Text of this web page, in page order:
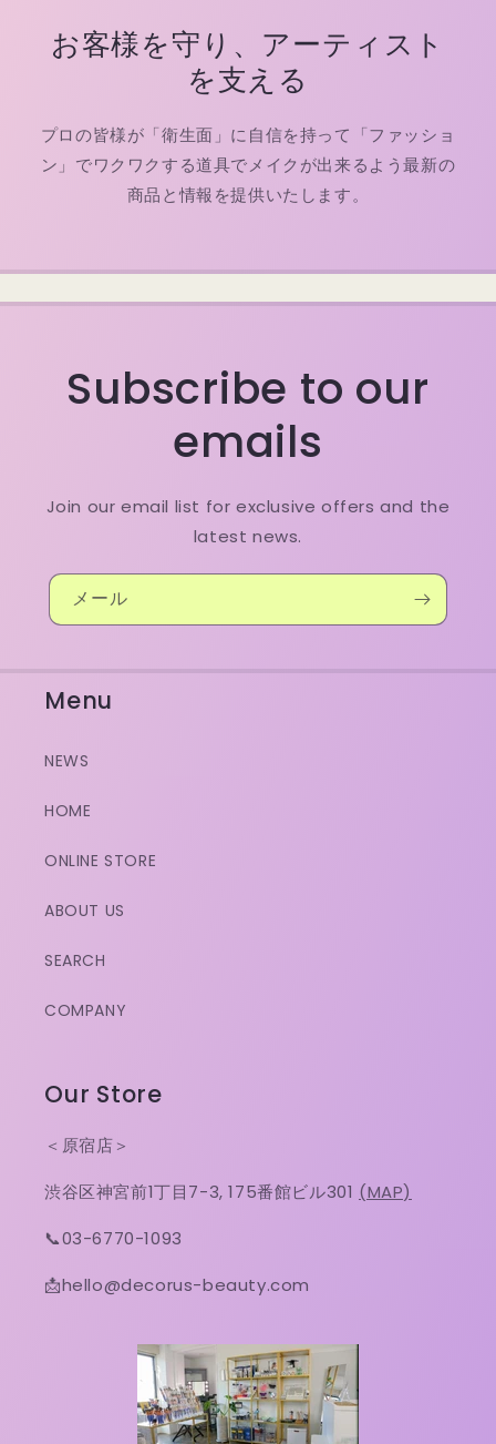
お客様を守り、アーティスト
を支える
プロの皆様が「衛生面」に自信を持って「ファッショ
ン」でワクワクする道具でメイクが出来るよう最新の
商品と情報を提供いたします。
Subscribe to our
emails
Join our email list for exclusive offers and the
latest news.
メール
Menu
NEWS
HOME
ONLINE STORE
ABOUT US
SEARCH
COMPANY
Our Store
＜原宿店＞
渋谷区神宮前1丁目7-3, 175番館ビル301 (MAP)
📞03-6770-1093
📩hello@decorus-beauty.com